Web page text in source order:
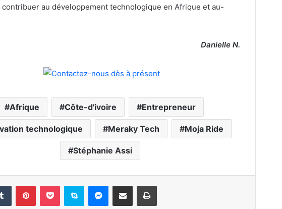
contribuer au développement technologique en Afrique et au-
Danielle N.
Afrique Côte-d'ivoire Entrepreneur
technologique Meraky Tech Moja Ride
Stéphanie Assi
Tumblr PinterestPocket Skype Messenger
Partager par email Imprimer